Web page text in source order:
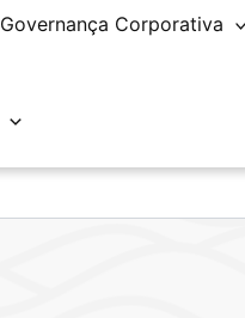
Governança Corporativa